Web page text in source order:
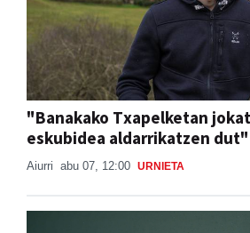
"Banakako Txapelketan
eskubidea aldarrikatzen dut"
Aiurri abu 07, 12:00 URNIETA